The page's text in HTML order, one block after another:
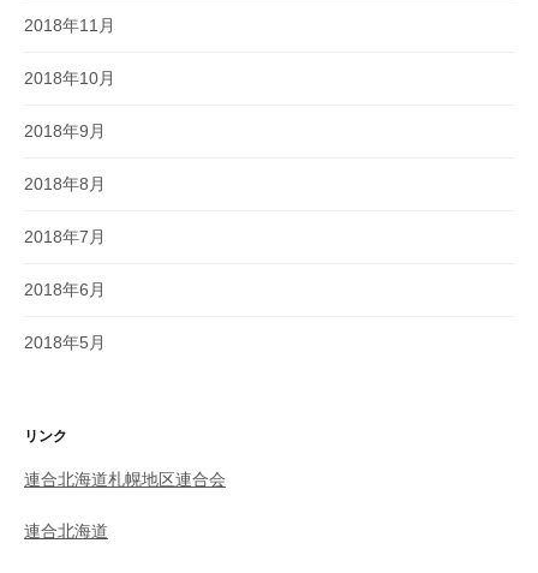
2018年11月
2018年10月
2018年9月
2018年8月
2018年7月
2018年6月
2018年5月
リンク
連合北海道札幌地区連合会
連合北海道